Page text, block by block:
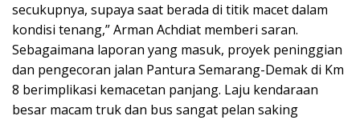
secukupnya, supaya saat berada di titik macet dalam
kondisi tenang,” Arman Achdiat memberi saran.
Sebagaimana laporan yang masuk, proyek peninggian
dan pengecoran jalan Pantura Semarang-Demak di Km
8 berimplikasi kemacetan panjang. Laju kendaraan
besar macam truk dan bus sangat pelan saking